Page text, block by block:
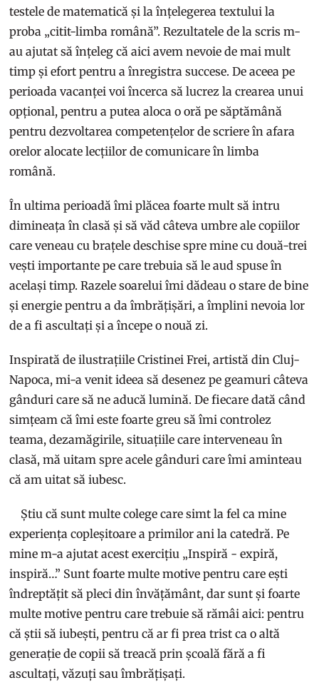
testele de matematică și la înțelegerea textului la
proba „citit-limba română”. Rezultatele de la scris m-
au ajutat să înțeleg că aici avem nevoie de mai mult
timp și efort pentru a înregistra succese. De aceea pe
perioada vacanței voi încerca să lucrez la crearea unui
opțional, pentru a putea aloca o oră pe săptămână
pentru dezvoltarea competențelor de scriere în afara
orelor alocate lecțiilor de comunicare în limba
română.
În ultima perioadă îmi plăcea foarte mult să intru
dimineața în clasă și să văd câteva umbre ale copiilor
care veneau cu brațele deschise spre mine cu două-trei
vești importante pe care trebuia să le aud spuse în
același timp. Razele soarelui îmi dădeau o stare de bine
și energie pentru a da îmbrățișări, a împlini nevoia lor
de a fi ascultați și a începe o nouă zi.
Inspirată de ilustrațiile Cristinei Frei, artistă din Cluj-
Napoca, mi-a venit ideea să desenez pe geamuri câteva
gânduri care să ne aducă lumină. De fiecare dată când
simțeam că îmi este foarte greu să îmi controlez
teama, dezamăgirile, situațiile care interveneau în
clasă, mă uitam spre acele gânduri care îmi aminteau
că am uitat să iubesc.
Știu că sunt multe colege care simt la fel ca mine
experiența copleșitoare a primilor ani la catedră. Pe
mine m-a ajutat acest exercițiu „Inspiră - expiră,
inspiră…” Sunt foarte multe motive pentru care ești
îndreptățit să pleci din învățământ, dar sunt și foarte
multe motive pentru care trebuie să rămâi aici: pentru
că știi să iubești, pentru că ar fi prea trist ca o altă
generație de copii să treacă prin școală fără a fi
ascultați, văzuți sau îmbrățișați.